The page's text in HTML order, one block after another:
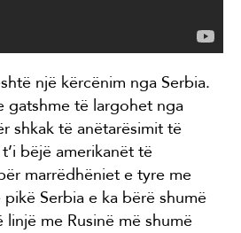
një kërcënim nga Serbia.
gatshme të largohet nga
shkak të anëtarësimit të
bëjë amerikanët të
marrëdhëniet e tyre me
Serbia e ka bërë shumë
me Rusinë më shumë